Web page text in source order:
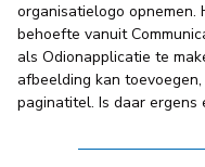
organisatielogo opnemen.
behoefte vanuit
als Odionapplicatie te
afbeelding kan
paginatitel. Is daar ergens